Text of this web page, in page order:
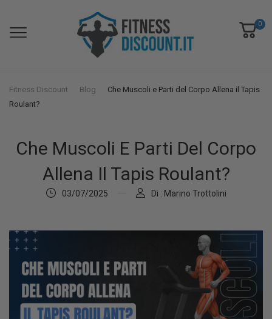
0
Fitness Discount Blog
Che Muscoli e Parti del Corpo Allena il Tapis
Roulant?
Che Muscoli E Parti Del Corpo
Allena Il Tapis Roulant?
03/07/2025 Di : Marino Trottolini